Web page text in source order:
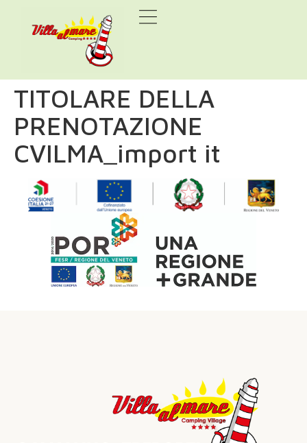
TITOLARE DELLA
PRENOTAZIONE
CVILMA_import it